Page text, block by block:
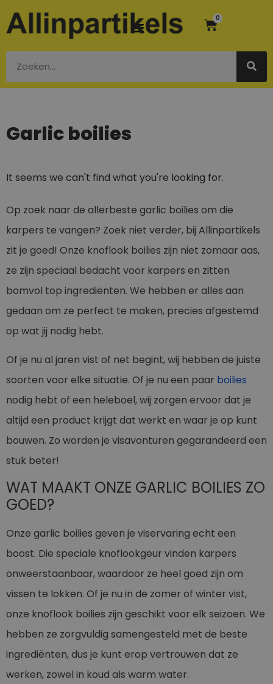
0
Garlic boilies
It seems we can't find what you're looking for.
Op zoek naar de allerbeste garlic boilies om die
karpers te vangen? Zoek niet verder, bij Allinpartikels
zit je goed! Onze knoflook boilies zijn niet zomaar aas,
ze zijn speciaal bedacht voor karpers en zitten
bomvol top ingrediënten. We hebben er alles aan
gedaan om ze perfect te maken, precies afgestemd
op wat jij nodig hebt.
Of je nu al jaren vist of net begint, wij hebben de juiste
soorten voor elke situatie. Of je nu een paar boilies
nodig hebt of een heleboel, wij zorgen ervoor dat je
altijd een product krijgt dat werkt en waar je op kunt
bouwen. Zo worden je visavonturen gegarandeerd een
stuk beter!
WAT MAAKT ONZE GARLIC BOILIES ZO
GOED?
Onze garlic boilies geven je viservaring echt een
boost. Die speciale knoflookgeur vinden karpers
onweerstaanbaar, waardoor ze heel goed zijn om
vissen te lokken. Of je nu in de zomer of winter vist,
onze knoflook boilies zijn geschikt voor elk seizoen. We
hebben ze zorgvuldig samengesteld met de beste
ingrediënten, dus je kunt erop vertrouwen dat ze
werken, zowel in koud als warm water.